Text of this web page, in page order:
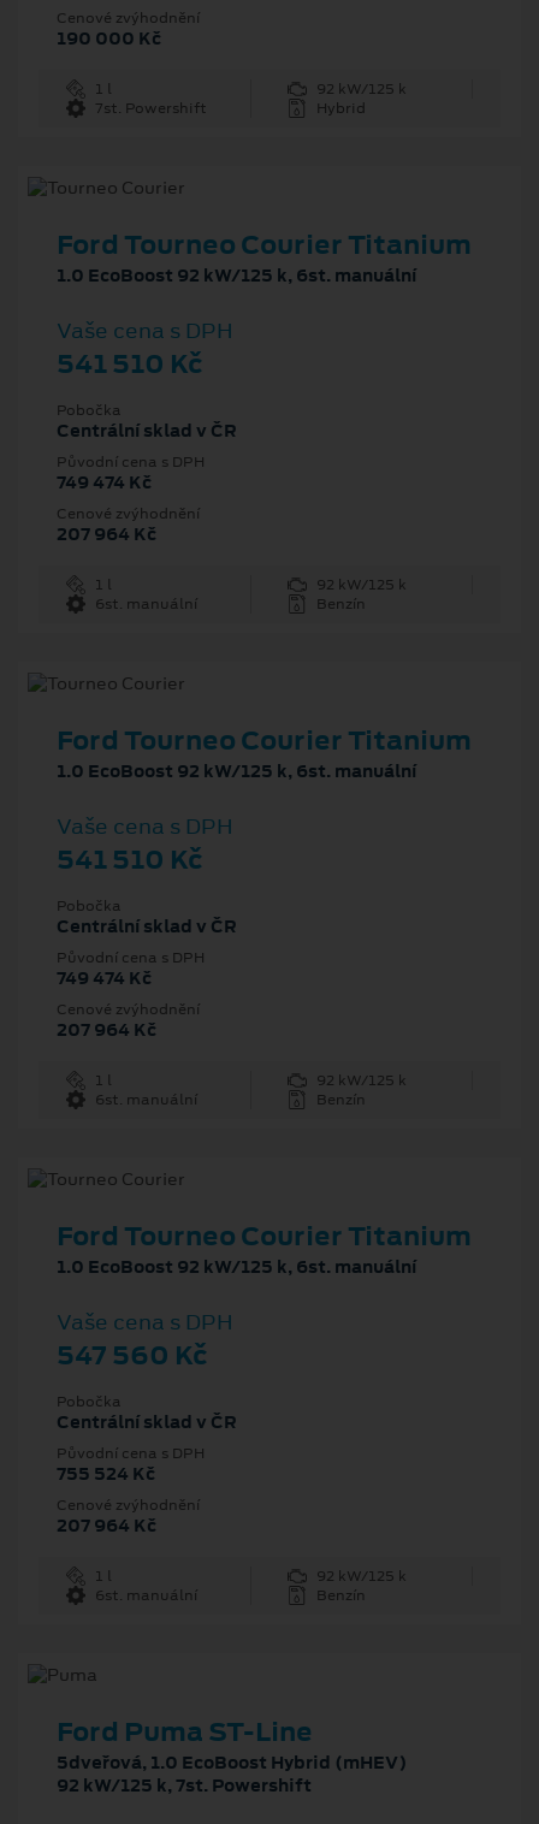
Cenové zvýhodnění
190 000 Kč
1 l
92 kW/125 k
7st. Powershift
Hybrid
Ford Tourneo Courier Titanium
1.0 EcoBoost 92 kW/125 k, 6st. manuální
Vaše cena s DPH
541 510 Kč
Pobočka
Centrální sklad v ČR
Původní cena s DPH
749 474 Kč
Cenové zvýhodnění
207 964 Kč
1 l
92 kW/125 k
6st. manuální
Benzín
Ford Tourneo Courier Titanium
1.0 EcoBoost 92 kW/125 k, 6st. manuální
Vaše cena s DPH
541 510 Kč
Pobočka
Centrální sklad v ČR
Původní cena s DPH
749 474 Kč
Cenové zvýhodnění
207 964 Kč
1 l
92 kW/125 k
6st. manuální
Benzín
Ford Tourneo Courier Titanium
1.0 EcoBoost 92 kW/125 k, 6st. manuální
Vaše cena s DPH
547 560 Kč
Pobočka
Centrální sklad v ČR
Původní cena s DPH
755 524 Kč
Cenové zvýhodnění
207 964 Kč
1 l
92 kW/125 k
6st. manuální
Benzín
Ford Puma ST-Line
5dveřová, 1.0 EcoBoost Hybrid (mHEV)
92 kW/125 k, 7st. Powershift